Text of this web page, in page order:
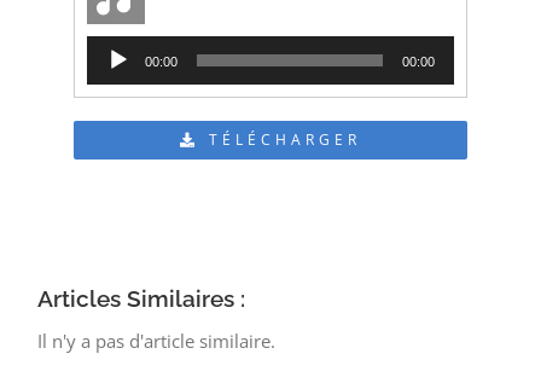
Lecteur
audio
00:00 00:00
TÉLÉCHARGER
Articles Similaires :
Il n'y a pas d'article similaire.